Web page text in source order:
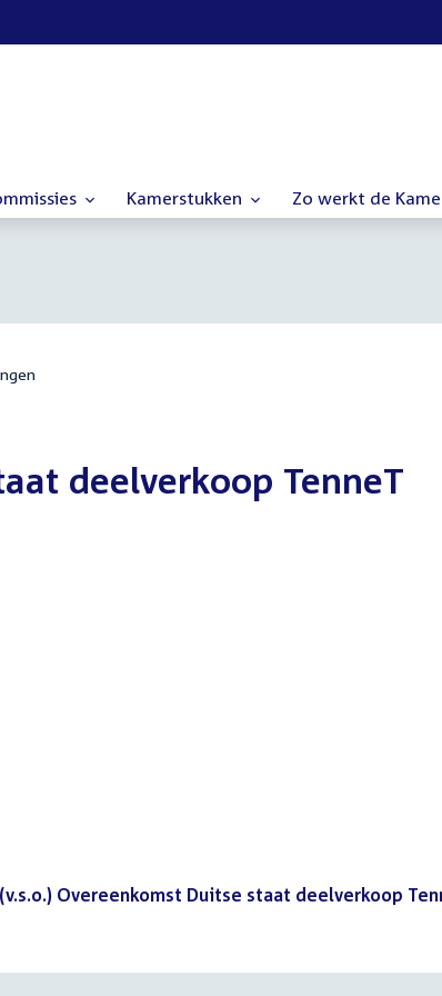
Kamerstukken Zo werkt de
deelverkoop TenneT
Overeenkomst Duitse staat deelverkoop